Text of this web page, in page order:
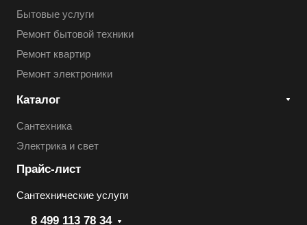
Бытовые услуги
Ремонт бытовой техники
Ремонт квартир
Ремонт электроники
Каталог
Сантехника
Электрика и свет
Прайс-лист
Сантехнические услуги
8 499 113 78 34